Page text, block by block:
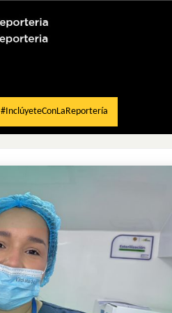
#InclúyeteConLaReportería